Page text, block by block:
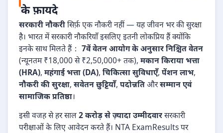
के फ़ायदे
सरकारी नौकरीसिर्फ़ एक नौकरी नहीं — यह जीवन भर की सुरक्षा
है। भारत में सरकारी नौकरियाँ इसलिए इतनी लोकप्रिय हैं क्योंकि
इनके साथ मिलते हैं： 7वें वेतन आयोग के अनुसार निश्चित वेतन
(न्यूनतम ₹18,000 से ₹2,50,000+ तक), मकान किराया भत्ता
(HRA), महंगाई भत्ता (DA), चिकित्सा सुविधाएँ, पेंशन लाभ,
नौकरी की सुरक्षा, सवेतन छुट्टियाँ, पदोन्नतिऔरसम्मान एवं
सामाजिक प्रतिष्ठा।
इसी वजह से हर साल2 करोड़ से ज़्यादा उम्मीदवारसरकारी
परीक्षाओं के लिए आवेदन करते हैं। NTA ExamResults पर